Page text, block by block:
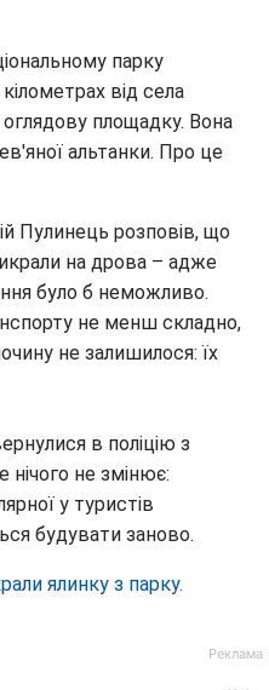
парку
від села
площадку. Вона
альтанки. Про це
Пулинець розповів, що
на дрова – адже
було б неможливо.
не менш складно,
не залишилося: їх
в поліцію з
не змінює:
у туристів
будувати заново.
ялинку з парку.